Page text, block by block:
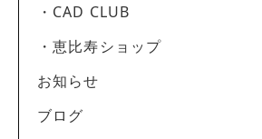
・CAD CLUB
・恵比寿ショップ
お知らせ
ブログ